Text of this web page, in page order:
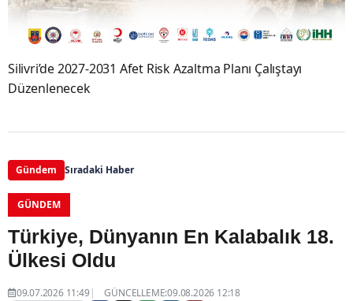
Silivri’de 2027-2031 Afet Risk Azaltma Planı Çalıştayı
Düzenlenecek
Gündem Sıradaki Haber
GÜNDEM
Türkiye, Dünyanın En Kalabalık 18.
Ülkesi Oldu
09.07.2026 11:49
GÜNCELLEME:09.08.2026 12:18